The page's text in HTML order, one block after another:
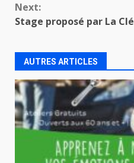
Next:
Stage proposé par La Clé
AUTRES ARTICLES